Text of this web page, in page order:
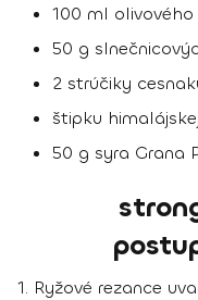
100 ml olivového
50 g
2 strúčiky
štipku
50 g syra Grana
1. Ryžové rezance